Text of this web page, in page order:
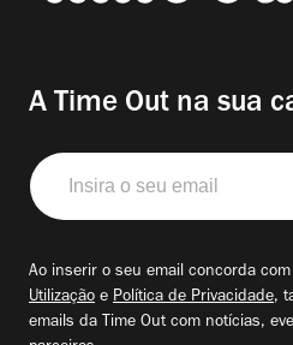
A Time Out na sua
Insira
o
seu
Ao inserir o seu email concorda
Utilização e Política de Privacidade,
emails da Time Out com notícias,